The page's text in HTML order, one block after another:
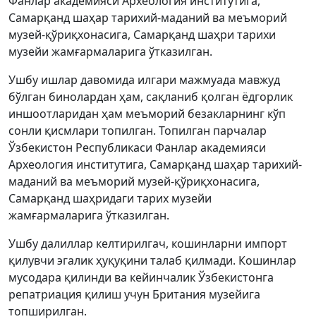
Самарқанд шаҳар тарихий-маданий ва меъморий
музей-қўриқхонасига, Самарқанд шаҳри тарихи
музейи жамғармаларига ўтказилган.
Ушбу ишлар давомида илгари мажмуада мавжуд
бўлган бинолардан ҳам, сақланиб қолган ёдгорлик
иншоотларидан ҳам меъморий безакларнинг кўп
сонли қисмлари топилган. Топилган парчалар
Ўзбекистон Республикаси Фанлар академияси
Археология институтига, Самарқанд шаҳар тарихий-
маданий ва меъморий музей-қўриқхонасига,
Самарқанд шаҳридаги тарих музейи
жамғармаларига ўтказилган.
Ушбу далиллар келтирилгач, кошинларни импорт
қилувчи эгалик ҳуқуқини талаб қилмади. Кошинлар
мусодара қилинди ва кейинчалик Ўзбекистонга
репатриация қилиш учун Британия музейига
топширилган.